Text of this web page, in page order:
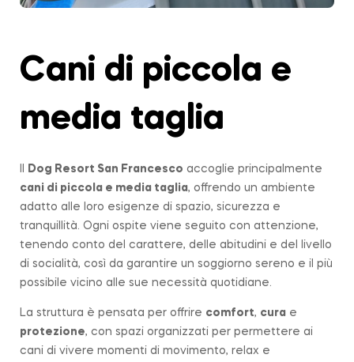
Cani di piccola e
media taglia
Dog Resort San Francesco accoglie principalmente
cani di piccola e media taglia, offrendo un ambiente
adatto alle loro esigenze di spazio, sicurezza e
tranquillità. Ogni ospite viene seguito con attenzione,
tenendo conto del carattere, delle abitudini e del livello
di socialità, così da garantire un soggiorno sereno e il più
possibile vicino alle sue necessità quotidiane.
La struttura è pensata per offrire comfort, cura e
protezione, con spazi organizzati per permettere ai
cani di vivere momenti di movimento, relax e